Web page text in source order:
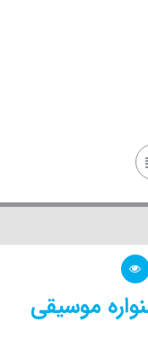
موسیقی